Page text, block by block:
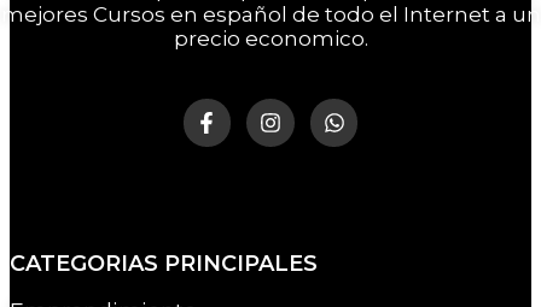
mejores Cursos en español de todo el Internet a un
precio economico.
CATEGORIAS PRINCIPALES